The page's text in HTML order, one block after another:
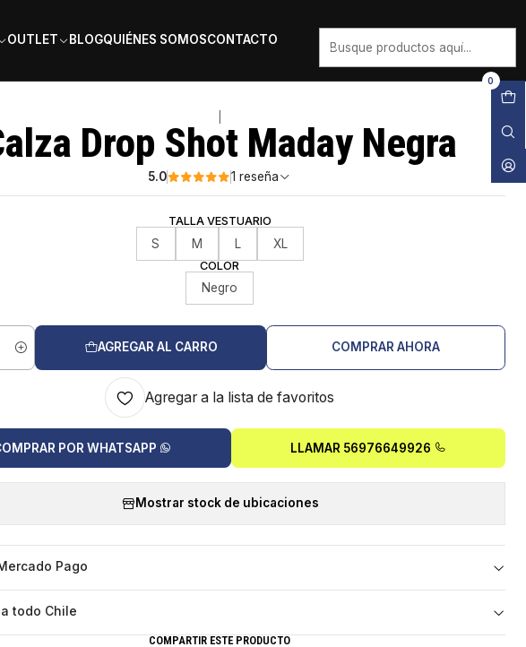
OUTLET BLOGQUIÉNES SOMOSCONTACTO
0
Drop Shot Maday Negra
5.0 1 reseña
TALLA VESTUARIO
S M L XL
COLOR
Negro
AGREGAR AL CARRO COMPRAR AHORA
Agregar a la lista de favoritos
POR WHATSAPP LLAMAR 56976649926
Mostrar stock de ubicaciones
Pago
todo Chile
COMPARTIR ESTE PRODUCTO